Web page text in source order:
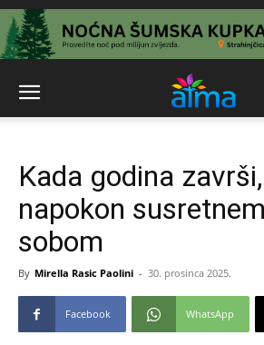
Kada godina
napokon
sobom
By Mirella Rasic Paolini - 30. prosinca 2025.
Facebook WhatsApp